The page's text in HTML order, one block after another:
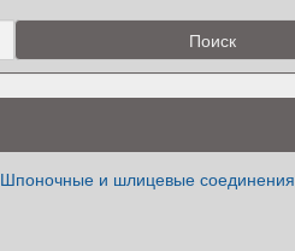
Шпоночные и шлицевые соединения